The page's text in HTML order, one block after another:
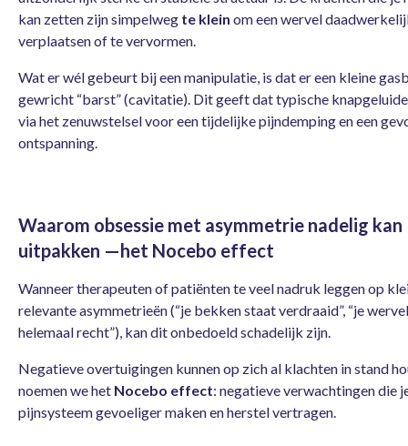
kan zetten zijn simpelweg te klein om een wervel
verplaatsen of te vervormen.
Wat er wél gebeurt bij een manipulatie, is dat er een kleine
gewricht “barst” (cavitatie). Dit geeft dat typische
via het zenuwstelsel voor een tijdelijke pijndemping en een
ontspanning.
Waarom obsessie met asymmetrie nadelig kan
uitpakken —het Nocebo effect
Wanneer therapeuten of patiënten te veel nadruk leggen op
relevante asymmetrieën (“je bekken staat verdraaid”, “je
helemaal recht”), kan dit onbedoeld schadelijk zijn.
Negatieve overtuigingen kunnen op zich al klachten in stand
noemen we het Nocebo effect: negatieve verwachtingen die
pijnsysteem gevoeliger maken en herstel vertragen.